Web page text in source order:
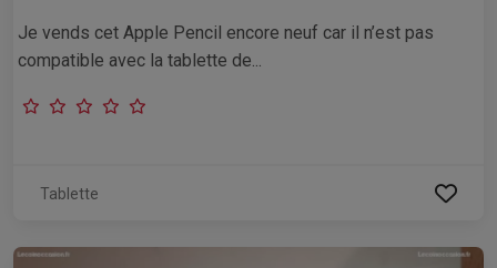
Je vends cet Apple Pencil encore neuf car il n’est pas
compatible avec la tablette de...
Tablette